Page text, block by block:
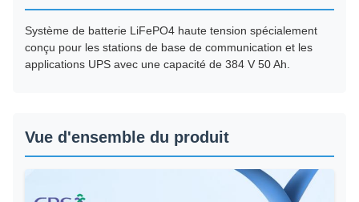
Système de batterie LiFePO4 haute tension spécialement
conçu pour les stations de base de communication et les
applications UPS avec une capacité de 384 V 50 Ah.
Vue d'ensemble du produit